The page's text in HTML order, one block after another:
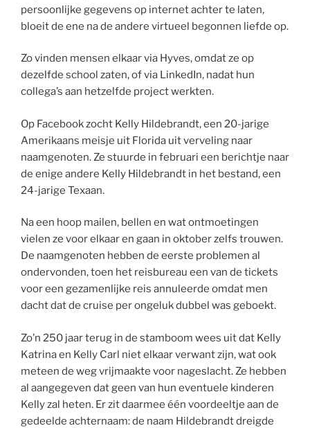
persoonlijke gegevens op internet achter te laten,
bloeit de ene na de andere virtueel begonnen liefde op.
Zo vinden mensen elkaar via Hyves, omdat ze op
dezelfde school zaten, of via LinkedIn, nadat hun
collega’s aan hetzelfde project werkten.
Op Facebook zocht Kelly Hildebrandt, een 20-jarige
Amerikaans meisje uit Florida uit verveling naar
naamgenoten. Ze stuurde in februari een berichtje naar
de enige andere Kelly Hildebrandt in het bestand, een
24-jarige Texaan.
Na een hoop mailen, bellen en wat ontmoetingen
vielen ze voor elkaar en gaan in oktober zelfs trouwen.
De naamgenoten hebben de eerste problemen al
ondervonden, toen het reisbureau een van de tickets
voor een gezamenlijke reis annuleerde omdat men
dacht dat de cruise per ongeluk dubbel was geboekt.
Zo’n 250 jaar terug in de stamboom wees uit dat Kelly
Katrina en Kelly Carl niet elkaar verwant zijn, wat ook
meteen de weg vrijmaakte voor nageslacht. Ze hebben
al aangegeven dat geen van hun eventuele kinderen
Kelly zal heten. Er zit daarmee één voordeeltje aan de
gedeelde achternaam: de naam Hildebrandt dreigde